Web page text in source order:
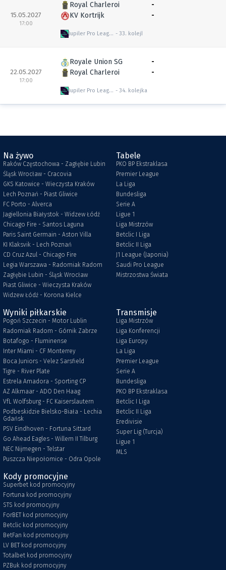
15.05.2027
17:00
Royal Charleroi
KV Kortrijk
Jupiler Pro League 33. kolejka
-
-
22.05.2027
17:00
Royale Union SG
Royal Charleroi
Jupiler Pro League 34. kolejka
-
-
Na żywo
Raków Częstochowa - Zagłębie Lubin
Śląsk Wrocław - Cracovia
GKS Katowice - Wieczysta Kraków
Lech Poznań - Piast Gliwice
FC Porto - Alverca
Jagiellonia Białystok - Widzew Łódź
Chicago Fire - Santos Laguna
Paris Saint Germain - Aston Villa
KI Klaksvik - Lech Poznań
CD Cruz Azul - Chicago Fire
Legia Warszawa - Radomiak Radom
Zagłębie Lubin - Śląsk Wrocław
Piast Gliwice - Wieczysta Kraków
Widzew Łódź - Korona Kielce
Tabele
PKO BP Ekstraklasa
Premier League
La Liga
Bundesliga
Serie A
Ligue 1
Liga Mistrzów
Betclic I Liga
Betclic II Liga
J1 League (Japonia)
Saudi Pro League
Mistrzostwa Świata
Wyniki piłkarskie
Pogoń Szczecin - Motor Lublin
Radomiak Radom - Górnik Zabrze
Botafogo - Fluminense
Inter Miami - CF Monterrey
Boca Juniors - Velez Sarsfield
Tigre - River Plate
Estrela Amadora - Sporting CP
AZ Alkmaar - ADO Den Haag
VfL Wolfsburg - FC Kaiserslautern
Podbeskidzie Bielsko-Biała - Lechia
Gdańsk
PSV Eindhoven - Fortuna Sittard
Go Ahead Eagles - Willem II Tilburg
NEC Nijmegen - Telstar
Puszcza Niepołomice - Odra Opole
Transmisje
Liga Mistrzów
Liga Konferencji
Liga Europy
La Liga
Premier League
Serie A
Bundesliga
PKO BP Ekstraklasa
Betclic I Liga
Betclic II Liga
Eredivisie
Super Lig (Turcja)
Ligue 1
MLS
Kody promocyjne
Superbet kod promocyjny
Fortuna kod promocyjny
STS kod promocyjny
ForBET kod promocyjny
Betclic kod promocyjny
BetFan kod promocyjny
LV BET kod promocyjny
Totalbet kod promocyjny
PZBuk kod promocyjny